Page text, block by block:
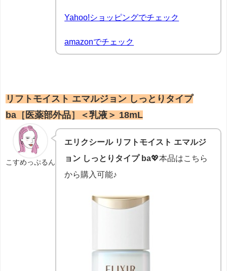
Yahoo!ショッピングでチェック
amazonでチェック
リフトモイスト エマルジョン しっとりタイプ
ba［医薬部外品］＜乳液＞ 18mL
こすめっぷるん
エリクシール リフトモイスト エマルジ
ョン しっとりタイプ ba💖本品はこちら
から購入可能♪